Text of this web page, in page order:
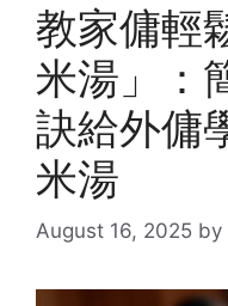
教家傭輕
米湯」：
訣給外傭
米湯
August 16, 2025 by